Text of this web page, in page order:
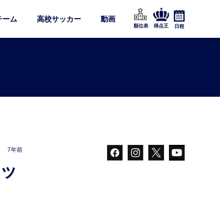
ーム 高校サッカー 動画
順位表 得点王 日程
7年前